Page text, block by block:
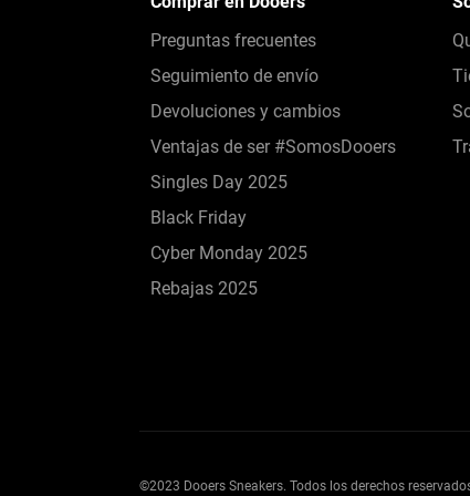
Preguntas frecuentes
Seguimiento de envío
Devoluciones y cambios
Ventajas de ser #SomosDooers
Singles Day 2025
Black Friday
Cyber Monday 2025
Rebajas 2025
©2023 Dooers Sneakers. Todos los derechos